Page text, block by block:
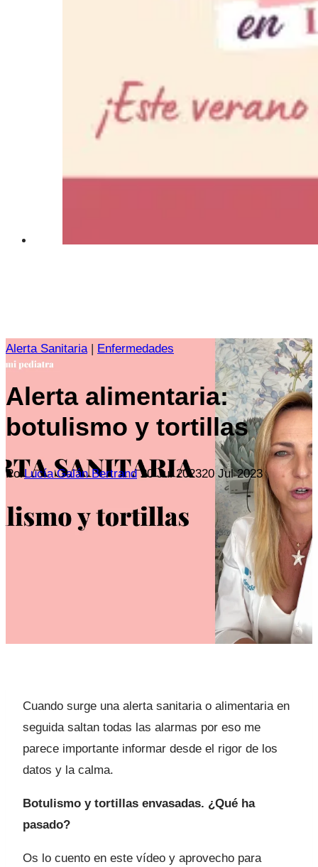
Alerta Sanitaria| Enfermedades
Alerta alimentaria:
botulismo y tortillas
PorLucía Galán Bertrand 20 Jul 202320 Jul 2023
Cuando surge una alerta sanitaria o alimentaria en
seguida saltan todas las alarmas por eso me
parece importante informar desde el rigor de los
datos y la calma.
Botulismo y tortillas envasadas. ¿Qué ha
pasado?
Os lo cuento en este vídeo y aprovecho para